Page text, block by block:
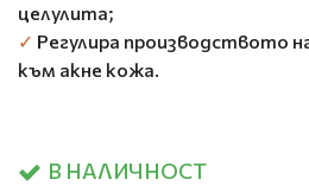
целулита;
✓ Регулира производството
към акне кожа.
В НАЛИЧНОСТ